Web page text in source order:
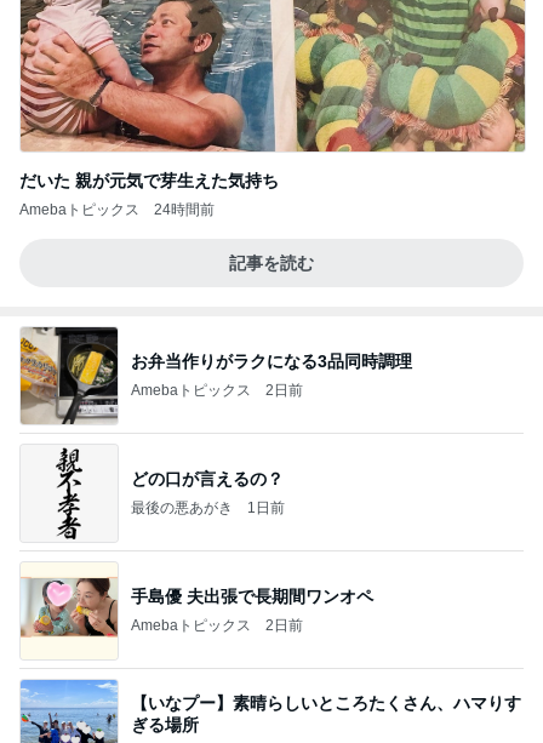
だいた 親が元気で芽生えた気持ち
Amebaトピックス 24時間前
記事を読む
お弁当作りがラクになる3品同時調理
Amebaトピックス 2日前
どの口が言えるの？
最後の悪あがき 1日前
手島優 夫出張で長期間ワンオペ
Amebaトピックス 2日前
【いなプー】素晴らしいところたくさん、ハマりす
ぎる場所